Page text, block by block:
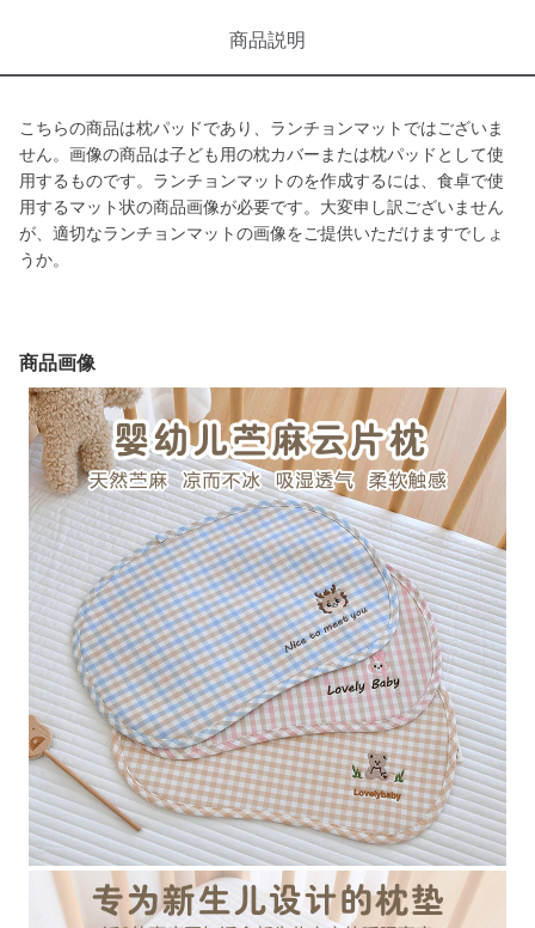
商品説明
こちらの商品は枕パッドであり、ランチョンマットではございま
せん。画像の商品は子ども用の枕カバーまたは枕パッドとして使
用するものです。ランチョンマットのを作成するには、食卓で使
用するマット状の商品画像が必要です。大変申し訳ございません
が、適切なランチョンマットの画像をご提供いただけますでしょ
うか。
商品画像